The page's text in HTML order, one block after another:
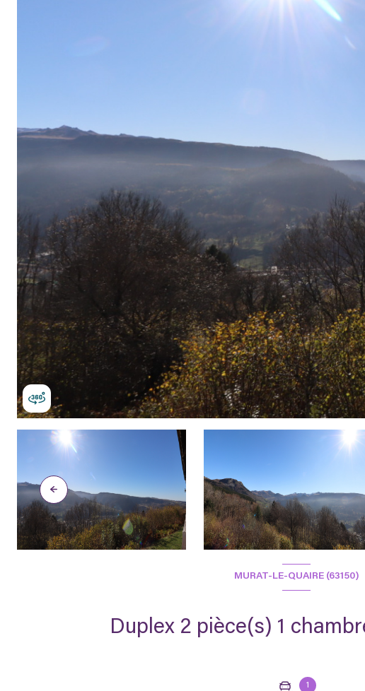
MURAT-LE-QUAIRE (63150)
1